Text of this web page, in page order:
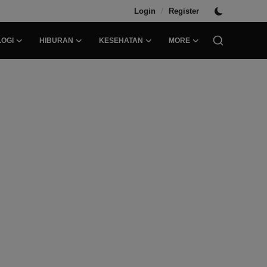
Login / Register
HIBURAN KESEHATAN MORE